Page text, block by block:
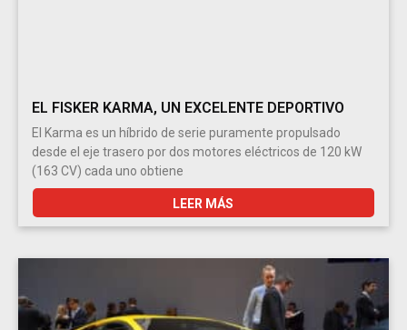
EL FISKER KARMA, UN EXCELENTE DEPORTIVO
El Karma es un híbrido de serie puramente propulsado
desde el eje trasero por dos motores eléctricos de 120 kW
(163 CV) cada uno obtiene
LEER MÁS